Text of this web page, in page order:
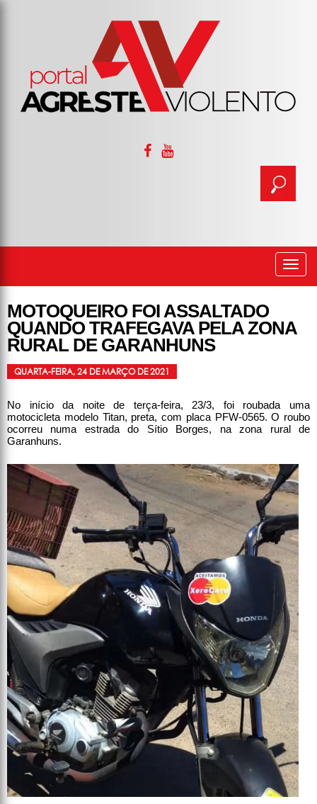
MOTOQUEIRO FOI ASSALTADO
QUANDO TRAFEGAVA PELA ZONA
RURAL DE GARANHUNS
QUARTA-FEIRA, 24 DE MARÇO DE 2021
No início da noite de terça-feira, 23/3, foi roubada uma
motocicleta modelo Titan, preta, com placa PFW-0565. O roubo
ocorreu numa estrada do Sítio Borges, na zona rural de
Garanhuns.